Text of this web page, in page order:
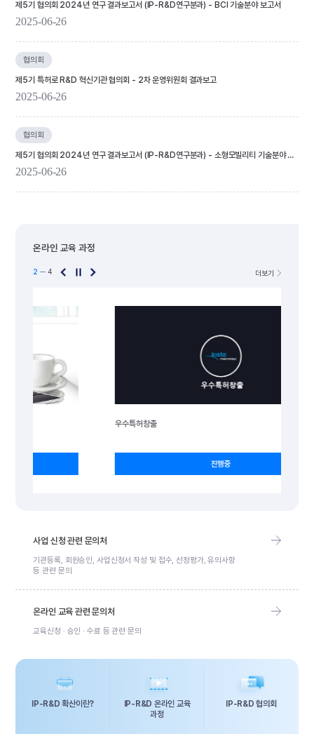
제5기 협의회 2024년 연구 결과보고서 (IP-R&D연구분과) - BCI 기술분야 보고서
2025-06-26
협의회
제5기 특허로 R&D 혁신기관 협의회 - 2차 운영위원회 결과보고
2025-06-26
협의회
제5기 협의회 2024년 연구 결과보고서 (IP-R&D연구분과) - 소형모빌리티 기술분야 보고서
2025-06-26
온라인 교육 과정
3 4 더보기
사업 신청 관련 문의처
기관등록, 회원승인, 사업신청서 작성 및 접수, 선정평가, 유의사항
등 관련 문의
온라인 교육 관련 문의처
교육신청 · 승인 · 수료 등 관련 문의
IP-R&D 확산이란?
IP-R&D 온라인 교육
과정
IP-R&D 협의회